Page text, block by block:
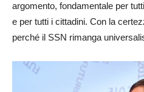
argomento, fondamentale per
e per tutti i cittadini. Con la
perché il SSN rimanga